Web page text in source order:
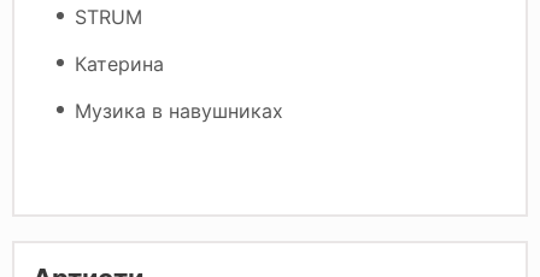
STRUM
Катерина
Музика в навушниках